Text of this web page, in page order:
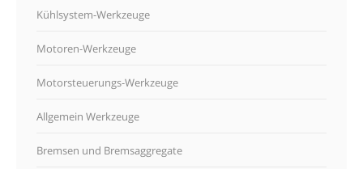
Kühlsystem-Werkzeuge
Motoren-Werkzeuge
Motorsteuerungs-Werkzeuge
Allgemein Werkzeuge
Bremsen und Bremsaggregate